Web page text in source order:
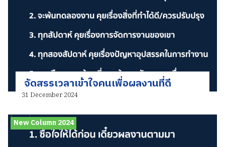
จัดสรรเวลาเข้าใจคนเพื่อผลงานที่ดี
31 December 2024
New Column 2024